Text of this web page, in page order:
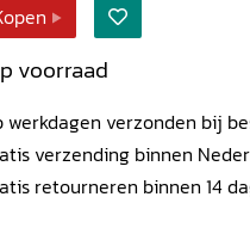
voorraad
werkdagen verzonden bij
verzending binnen
retourneren binnen 14